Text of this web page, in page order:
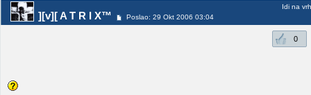
][v][ A T R I X™ Poslao: 29 Okt 2006 03:04
Idi na vrh
0